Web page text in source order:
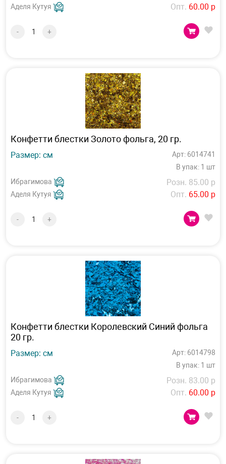
Аделя Кутуя
Опт. 60.00 р
- +
Конфетти блестки Золото фольга, 20 гр.
Размер: см
Арт: 6014741
В упак: 1 шт
Ибрагимова
Аделя Кутуя
Розн. 85.00 р
Опт. 65.00 р
- +
Конфетти блестки Королевский Синий фольга
20 гр.
Размер: см
Арт: 6014798
В упак: 1 шт
Ибрагимова
Аделя Кутуя
Розн. 83.00 р
Опт. 60.00 р
- +